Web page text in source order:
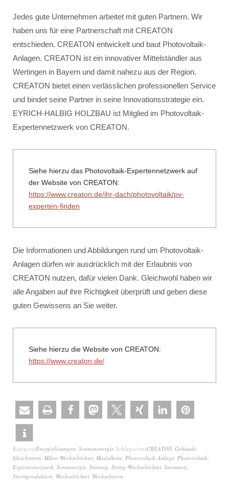
Jedes gute Unternehmen arbeitet mit guten Partnern. Wir
haben uns für eine Partnerschaft mit CREATON
entschieden. CREATON entwickelt und baut Photovoltaik-
Anlagen. CREATON ist ein innovativer Mittelständler aus
Wertingen in Bayern und damit nahezu aus der Region.
CREATON bietet einen verlässlichen professionellen Service
und bindet seine Partner in seine Innovationsstrategie ein.
EYRICH-HALBIG HOLZBAU ist Mitglied im Photovoltaik-
Expertennetzwerk von CREATON.
Siehe hierzu das Photovoltaik-Expertennetzwerk auf
der Website von CREATON:
https://www.creaton.de/ihr-dach/photovoltaik/pv-
experten-finden
Die Informationen und Abbildungen rund um Photovoltaik-
Anlagen dürfen wir ausdrücklich mit der Erlaubnis von
CREATON nutzen, dafür vielen Dank. Gleichwohl haben wir
alle Angaben auf ihre Richtigkeit überprüft und geben diese
guten Gewissens an Sie weiter.
Siehe hierzu die Website von CREATON:
https://www.creaton.de/
KategorieEnergielösungen, Sonnenenergie SchlagwörterCREATON, Gebäude,
Gleichstrom, Mikro-Wechselrichter, Modulkette, Photovoltaik-Anlage, Photovoltaik-
Expertennetzwerk, Sonnenergie, Störung, String-Wechselrichter, Stromnetz,
Stromproduktion, Wechselrichter, Wechselstrom